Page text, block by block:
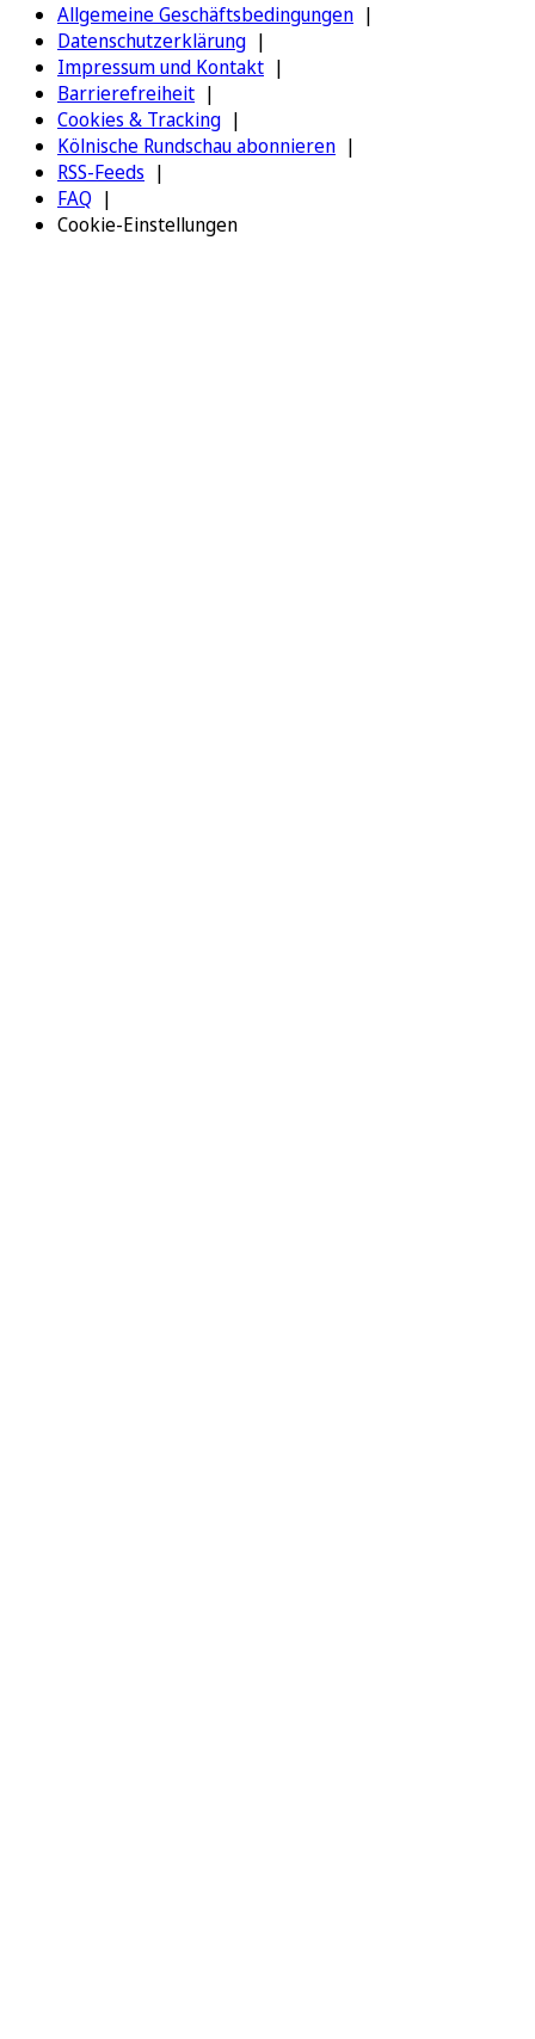
Allgemeine Geschäftsbedingungen
Datenschutzerklärung
Impressum und Kontakt
Barrierefreiheit
Cookies & Tracking
Kölnische Rundschau abonnieren
RSS-Feeds
FAQ
Cookie-Einstellungen